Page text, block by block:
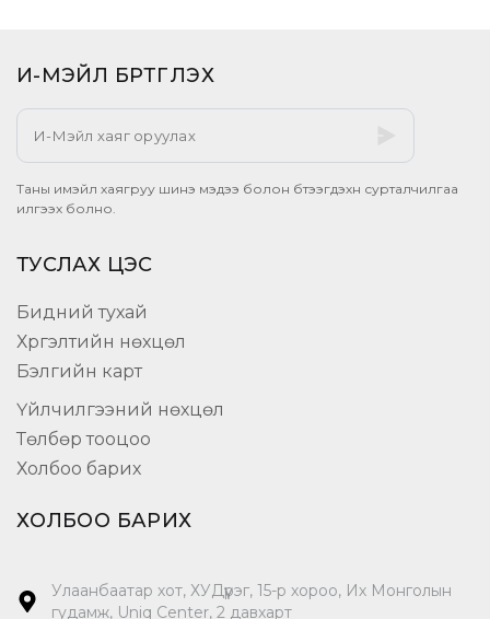
И-МЭЙЛ БҮРТГҮҮЛЭХ​
Таны имэйл хаягруу шинэ мэдээ болон бүтээгдэхүүн сурталчилгаа
илгээх болно.
ТУСЛАХ ЦЭС
Бидний тухай
Хүргэлтийн нөхцөл
Бэлгийн карт
Үйлчилгээний нөхцөл
Төлбөр тооцоо
Холбоо барих
ХОЛБОО БАРИХ
Улаанбаатар хот, ХУДүүрэг, 15-р хороо, Их Монголын
гудамж, Uniq Center, 2 давхарт